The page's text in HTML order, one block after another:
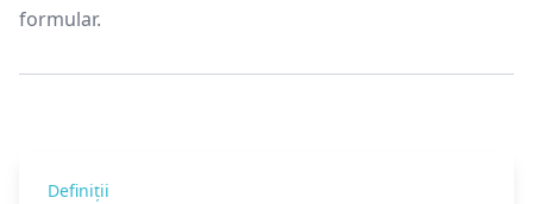
formular.
Definiții